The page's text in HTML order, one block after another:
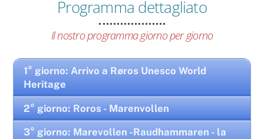
Programma dettagliato
Il nostro programma giorno per giorno
1° giorno: Arrivo a Røros Unesco World
Heritage
2° giorno: Roros - Marenvollen
3° giorno: Marevollen -Raudhammaren - la